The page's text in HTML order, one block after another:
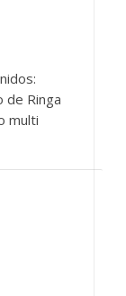
de Ringa
multi